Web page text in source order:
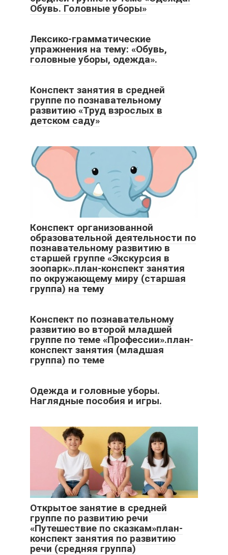
Обувь. Головные уборы»
Лексико-грамматические
упражнения на тему: «Обувь,
головные уборы, одежда».
Конспект занятия в средней
группе по познавательному
развитию «Труд взрослых в
детском саду»
Конспект организованной
образовательной деятельности по
познавательному развитию в
старшей группе «Экскурсия в
зоопарк».план-конспект занятия
по окружающему миру (старшая
группа) на тему
Конспект по познавательному
развитию во второй младшей
группе по теме «Профессии».план-
конспект занятия (младшая
группа) по теме
Одежда и головные уборы.
Наглядные пособия и игры.
Открытое занятие в средней
группе по развитию речи
«Путешествие по сказкам»план-
конспект занятия по развитию
речи (средняя группа)